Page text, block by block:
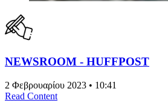
NEWSROOM - HUFFPOST
2 Φεβρουαρίου 2023 • 10:41
Read Content